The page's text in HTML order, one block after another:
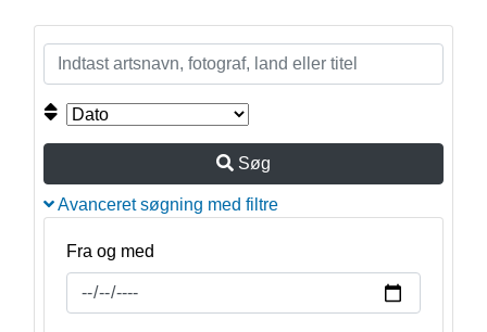
Søg
Avanceret søgning med filtre
Fra og med